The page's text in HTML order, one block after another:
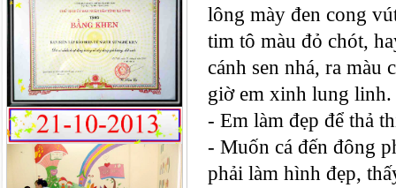
lông mày đen cong
tim tô màu đỏ chót,
cánh sen nhá, ra màu
giờ em xinh lung linh.
- Em làm đẹp để thả
- Muốn cá đến đông
phải làm hình đẹp,